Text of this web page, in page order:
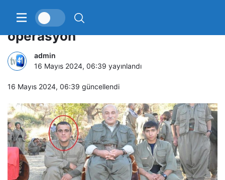
MİT’ten sınır ötesinde nokta
operasyon
admin
16 Mayıs 2024, 06:39 yayınlandı
16 Mayıs 2024, 06:39 güncellendi